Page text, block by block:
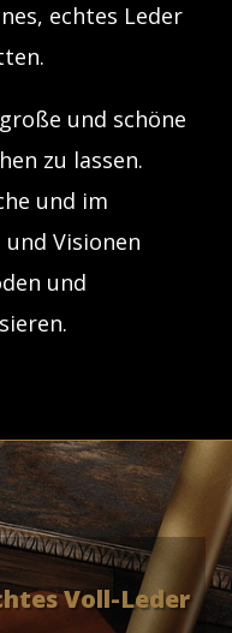
echtes Leder
und schöne
zu lassen.
und im
Visionen
und
Voll-Leder